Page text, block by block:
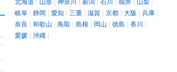
岐阜 | 静岡 | 愛知 | 三重 | 滋賀 | 京都 | 大阪 | 兵庫 |
奈良 | 和歌山 | 鳥取 | 島根 | 岡山 | 徳島 | 香川 |
愛媛 | 沖縄 |